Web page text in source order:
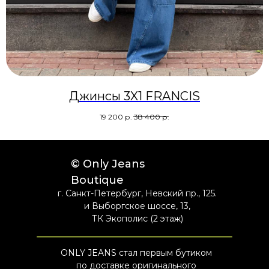
Джинсы 3X1 FRANCIS
19 200 р. 38 400 р.
ONLY JEANS стал первым бутиком
по доставке оригинального
г. Санкт-Петербург, Невский пр., 125.
и Выборгское шоссе, 13,
ТК Экополис (2 этаж)
© Only Jeans
Boutique